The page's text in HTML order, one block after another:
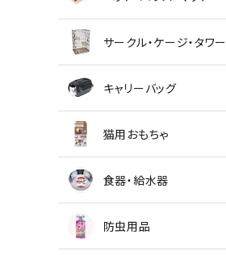
サークル・ケージ・タワー
キャリーバッグ
猫用おもちゃ
食器・給水器
防虫用品